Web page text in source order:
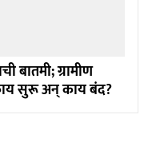
बातमी; ग्रामीण
सुरू अन् काय बंद?